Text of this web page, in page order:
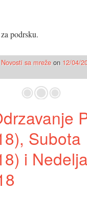
podrsku.
Novosti sa mreže on 12/04/
Subota
i Nedelja